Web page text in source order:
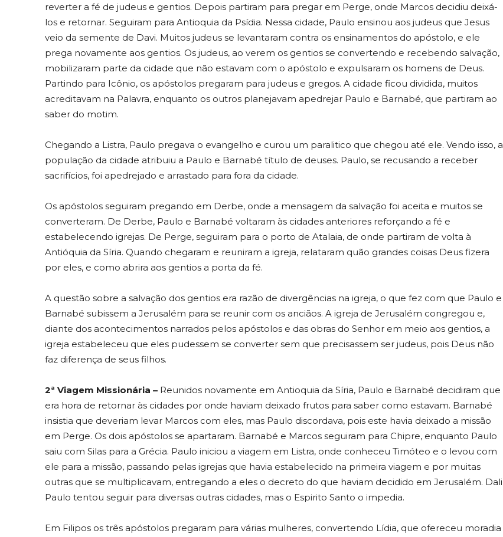
reverter a fé de judeus e gentios. Depois partiram para pregar em Perge, onde Marcos decidiu deixá-
los e retornar. Seguiram para Antioquia da Psídia. Nessa cidade, Paulo ensinou aos judeus que Jesus
veio da semente de Davi. Muitos judeus se levantaram contra os ensinamentos do apóstolo, e ele
prega novamente aos gentios. Os judeus, ao verem os gentios se convertendo e recebendo salvação,
mobilizaram parte da cidade que não estavam com o apóstolo e expulsaram os homens de Deus.
Partindo para Icônio, os apóstolos pregaram para judeus e gregos. A cidade ficou dividida, muitos
acreditavam na Palavra, enquanto os outros planejavam apedrejar Paulo e Barnabé, que partiram ao
saber do motim.
Chegando a Listra, Paulo pregava o evangelho e curou um paralitico que chegou até ele. Vendo isso, a
população da cidade atribuiu a Paulo e Barnabé título de deuses. Paulo, se recusando a receber
sacrifícios, foi apedrejado e arrastado para fora da cidade.
Os apóstolos seguiram pregando em Derbe, onde a mensagem da salvação foi aceita e muitos se
converteram. De Derbe, Paulo e Barnabé voltaram às cidades anteriores reforçando a fé e
estabelecendo igrejas. De Perge, seguiram para o porto de Atalaia, de onde partiram de volta à
Antióquia da Síria. Quando chegaram e reuniram a igreja, relataram quão grandes coisas Deus fizera
por eles, e como abrira aos gentios a porta da fé.
A questão sobre a salvação dos gentios era razão de divergências na igreja, o que fez com que Paulo e
Barnabé subissem a Jerusalém para se reunir com os anciãos. A igreja de Jerusalém congregou e,
diante dos acontecimentos narrados pelos apóstolos e das obras do Senhor em meio aos gentios, a
igreja estabeleceu que eles pudessem se converter sem que precisassem ser judeus, pois Deus não
faz diferença de seus filhos.
2ª Viagem Missionária – Reunidos novamente em Antioquia da Síria, Paulo e Barnabé decidiram que
era hora de retornar às cidades por onde haviam deixado frutos para saber como estavam. Barnabé
insistia que deveriam levar Marcos com eles, mas Paulo discordava, pois este havia deixado a missão
em Perge. Os dois apóstolos se apartaram. Barnabé e Marcos seguiram para Chipre, enquanto Paulo
saiu com Silas para a Grécia. Paulo iniciou a viagem em Listra, onde conheceu Timóteo e o levou com
ele para a missão, passando pelas igrejas que havia estabelecido na primeira viagem e por muitas
outras que se multiplicavam, entregando a eles o decreto do que haviam decidido em Jerusalém. Dali
Paulo tentou seguir para diversas outras cidades, mas o Espirito Santo o impedia.
Em Filipos os três apóstolos pregaram para várias mulheres, convertendo Lídia, que ofereceu moradia